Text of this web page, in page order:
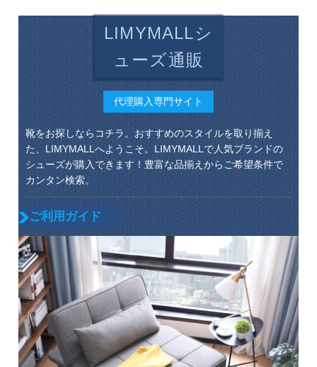
LIMYMALLシ
ューズ通販
代理購入専門サイト
靴をお探しならコチラ。おすすめのスタイルを取り揃え
た、LIMYMALLへようこそ。LIMYMALLで人気ブランドの
シューズが購入できます！豊富な品揃えからご希望条件で
カンタン検索。
ご利用ガイド